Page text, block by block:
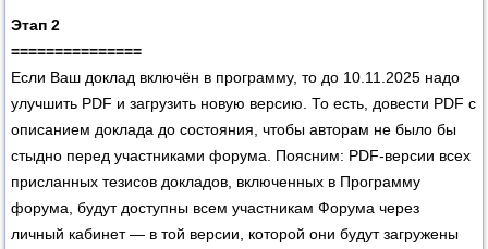
Этап 2
===============
Если Ваш доклад включён в программу, то до 10.11.2025 надо
улучшить PDF и загрузить новую версию. То есть, довести PDF с
описанием доклада до состояния, чтобы авторам не было бы
стыдно перед участниками форума. Поясним: PDF-версии всех
присланных тезисов докладов, включенных в Программу
форума, будут доступны всем участникам Форума через
личный кабинет — в той версии, которой они будут загружены